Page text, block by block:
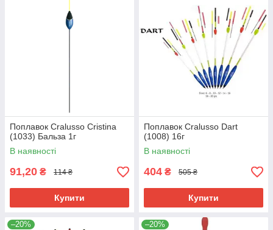
Поплавок Cralusso Cristina
(1033) Бальза 1г
В наявності
91,20 ₴ 114 ₴
Купити
Поплавок Cralusso Dart
(1008) 16г
В наявності
404 ₴ 505 ₴
Купити
–20% –20%